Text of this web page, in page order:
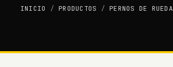
INICIO /PRODUCTOS /PERNOS DE RUEDA